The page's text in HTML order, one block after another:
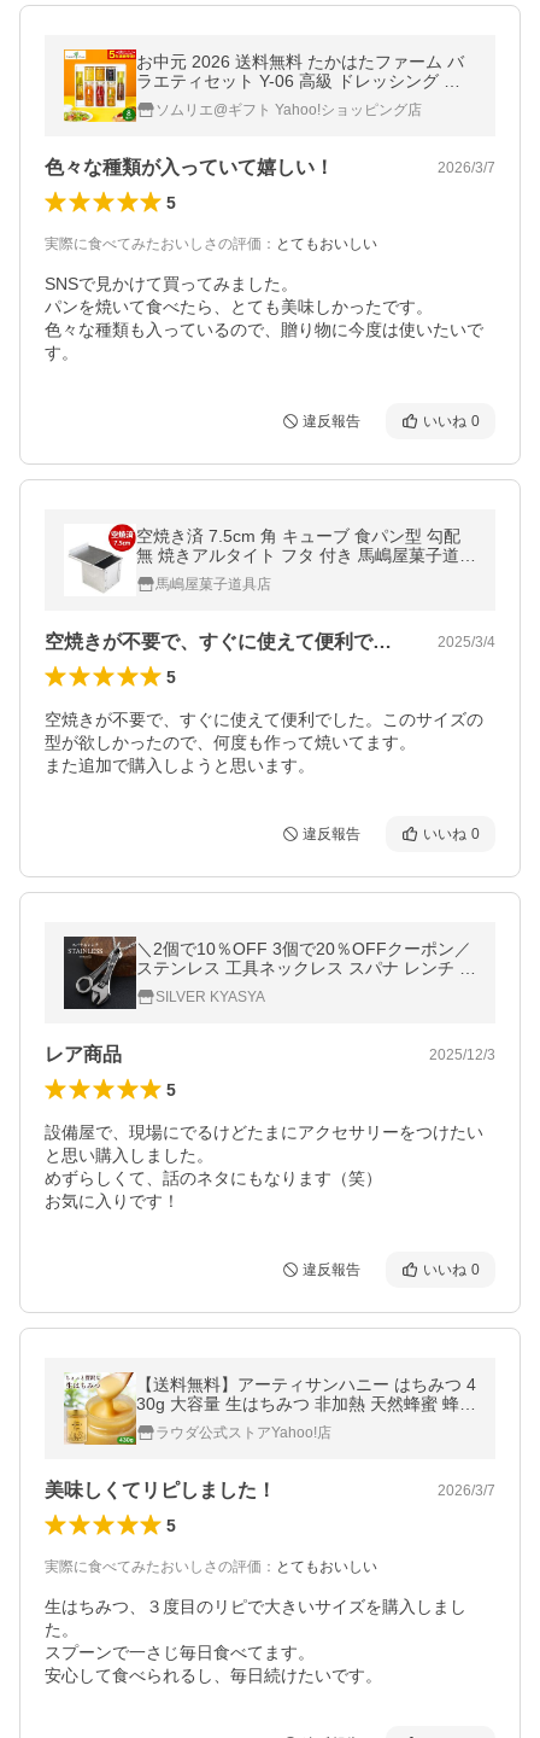
お中元 2026 送料無料 たかはたファーム バ
ラエティセット Y-06 高級 ドレッシング 調
味料内祝いグルメギフト プレゼント お返し
爆買ソムリエ@ギフト Yahoo!ショッピング店
色々な種類が入っていて嬉しい！ 2026/3/7
5
実際に食べてみたおいしさの評価 ： とてもおいしい
SNSで見かけて買ってみました。
パンを焼いて食べたら、とても美味しかったです。
色々な種類も入っているので、贈り物に今度は使いたいで
す。
違反報告 いいね 0
空焼き済 7.5cm 角 キューブ 食パン型 勾配
無 焼きアルタイト フタ 付き 馬嶋屋菓子道具
店馬嶋屋菓子道具店
空焼きが不要で、すぐに使えて便利でした… 2025/3/4
5
空焼きが不要で、すぐに使えて便利でした。このサイズの
型が欲しかったので、何度も作って焼いてます。
また追加で購入しようと思います。
違反報告 いいね 0
＼2個で10％OFF 3個で20％OFFクーポン／
ステンレス 工具ネックレス スパナ レンチ モ
ンキー ユニーク ペンダント メンズネックレ
ス シルバー金アレ対応 爆買
SILVER KYASYA
レア商品 2025/12/3
5
設備屋で、現場にでるけどたまにアクセサリーをつけたい
と思い購入しました。
めずらしくて、話のネタにもなります（笑）
お気に入りです！
違反報告 いいね 0
【送料無料】アーティサンハニー はちみつ 4
30g 大容量 生はちみつ 非加熱 天然蜂蜜 蜂蜜
純粋 無添加 農薬不使用 ギフト エストニア
ラウダ公式ストアYahoo!店
美味しくてリピしました！ 2026/3/7
5
実際に食べてみたおいしさの評価 ： とてもおいしい
生はちみつ、３度目のリピで大きいサイズを購入しまし
た。
スプーンで一さじ毎日食べてます。